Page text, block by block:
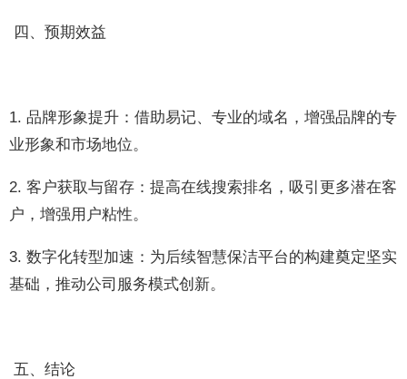
四、预期效益
1. 品牌形象提升：借助易记、专业的域名，增强品牌的专
业形象和市场地位。
2. 客户获取与留存：提高在线搜索排名，吸引更多潜在客
户，增强用户粘性。
3. 数字化转型加速：为后续智慧保洁平台的构建奠定坚实
基础，推动公司服务模式创新。
五、结论